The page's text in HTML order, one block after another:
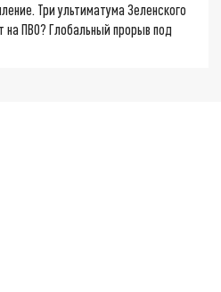
Три ультиматума Зеленского
на ПВО? Глобальный прорыв под